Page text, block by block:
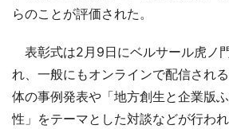
らのことが評価された。
表彰式は2月9日にベルサール虎ノ
れ、一般にもオンラインで配信され
体の事例発表や「地方創生と企業版
性」をテーマとした対談などが行われ